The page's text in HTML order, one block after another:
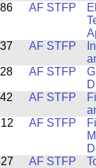
AF STFP
AF STFP
AF STFP
AF STFP
AF STFP
AF STFP